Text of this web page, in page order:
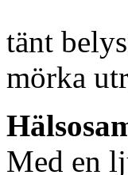
tänt
mörka
Med en